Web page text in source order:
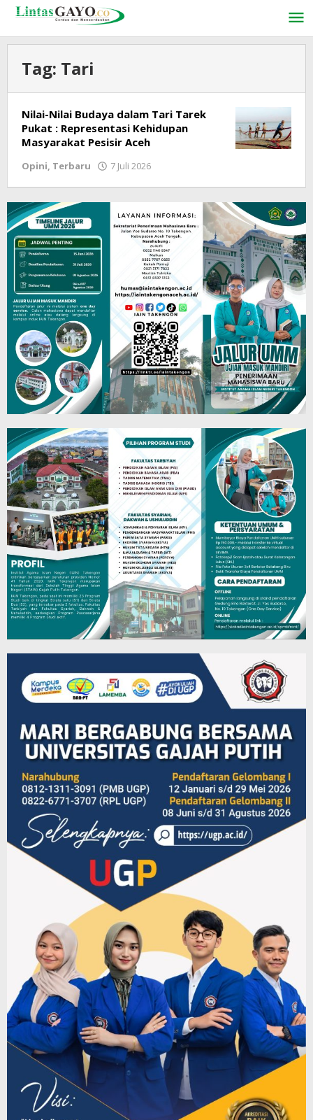
Lewati
konten
Tag: Tari
Nilai-Nilai Budaya dalam Tari Tarek
Pukat : Representasi Kehidupan
Masyarakat Pesisir Aceh
Opini, Terbaru 7 Juli 2026